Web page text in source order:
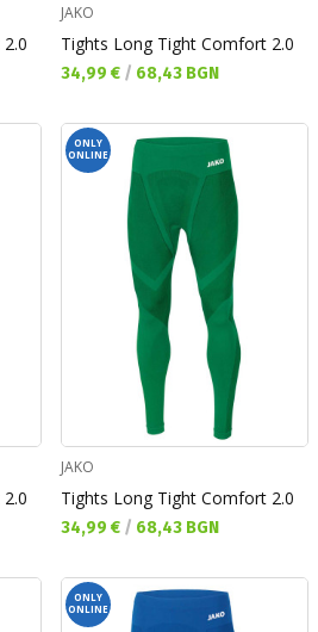
JAKO
Tights Long Tight Comfort 2.0
Текуща цена:
34,99 € / 68,43 BGN
ONLY
ONLINE
JAKO
Tights Long Tight Comfort 2.0
Текуща цена:
34,99 € / 68,43 BGN
ONLY
ONLINE